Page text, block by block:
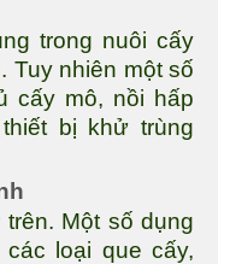
trong nuôi cấy
Tuy nhiên một số
cấy mô, nồi hấp
bị khử trùng
Một số dụng
loại que cấy,